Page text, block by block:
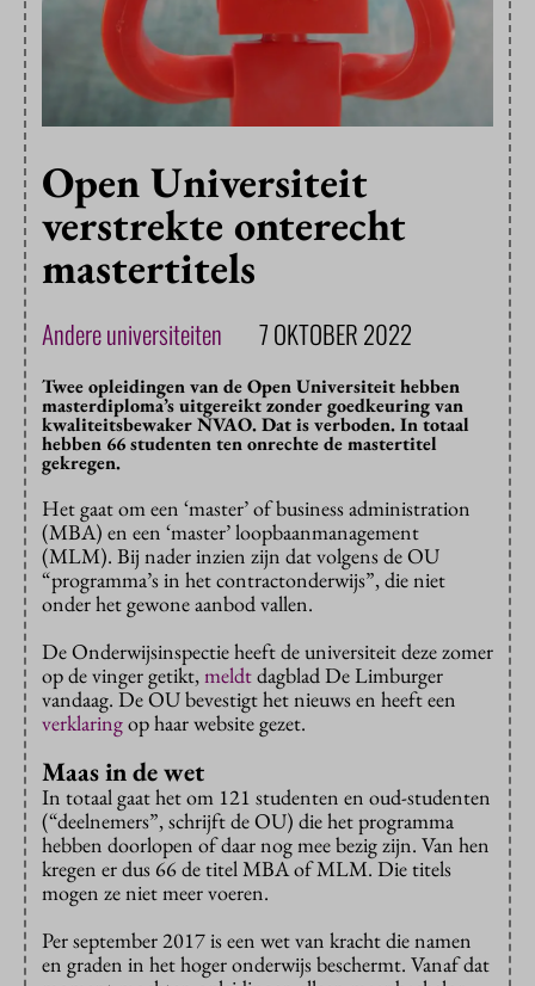
Open Universiteit
verstrekte onterecht
mastertitels
Andere universiteiten 7 OKTOBER 2022
Twee opleidingen van de Open Universiteit hebben
masterdiploma’s uitgereikt zonder goedkeuring van
kwaliteitsbewaker NVAO. Dat is verboden. In totaal
hebben 66 studenten ten onrechte de mastertitel
gekregen.
Het gaat om een ‘master’ of business administration
(MBA) en een ‘master’ loopbaanmanagement
(MLM). Bij nader inzien zijn dat volgens de OU
“programma’s in het contractonderwijs”, die niet
onder het gewone aanbod vallen.
De Onderwijsinspectie heeft de universiteit deze zomer
op de vinger getikt,meldtdagblad De Limburger
vandaag. De OU bevestigt het nieuws en heeft een
verklaringop haar website gezet.
Maas in de wet
In totaal gaat het om 121 studenten en oud-studenten
(“deelnemers”, schrijft de OU) die het programma
hebben doorlopen of daar nog mee bezig zijn. Van hen
kregen er dus 66 de titel MBA of MLM. Die titels
mogen ze niet meer voeren.
Per september 2017 is een wet van kracht die namen
en graden in het hoger onderwijs beschermt. Vanaf dat